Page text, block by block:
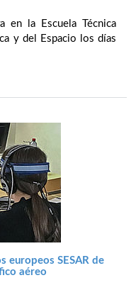
en la Escuela Técnica
y del Espacio los días
europeos SESAR de
aéreo